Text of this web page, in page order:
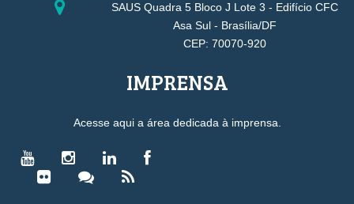
SAUS Quadra 5 Bloco J Lote 3 - Edifício CFC
Asa Sul - Brasília/DF
CEP: 70070-920
IMPRENSA
Acesse aqui a área dedicada à imprensa.